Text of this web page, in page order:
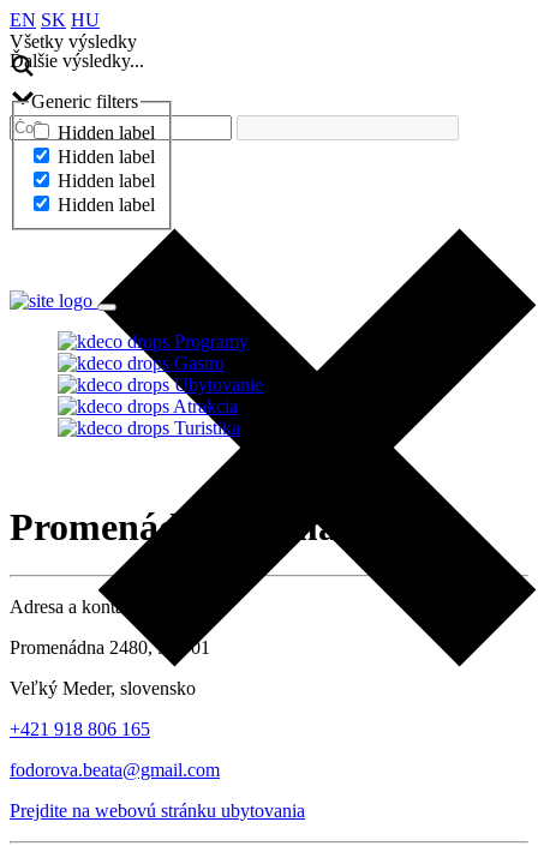
EN SK HU
Všetky výsledky
Ďalšie výsledky...
Generic filters
Hidden label
Hidden label
Hidden label
Hidden label
Ďalšie výsledky...
Programy
Gastro
Ubytovanie
Atrakcia
Turistika
Promenád Apartmán
Adresa a kontaktné údaje
Promenádna 2480, 932 01
Veľký Meder, slovensko
+421 918 806 165
fodorova.beata@gmail.com
Prejdite na webovú stránku ubytovania